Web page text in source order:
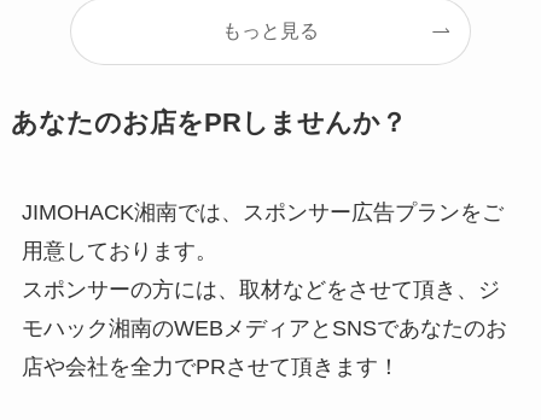
もっと見る
あなたのお店をPRしませんか？
JIMOHACK湘南では、スポンサー広告プランをご
用意しております。
スポンサーの方には、取材などをさせて頂き、ジ
モハック湘南のWEBメディアとSNSであなたのお
店や会社を全力でPRさせて頂きます！